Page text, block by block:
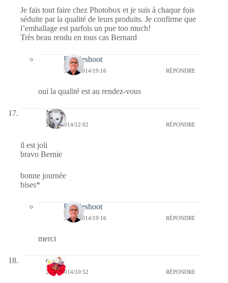
Je fais tout faire chez Photobox et je suis à chaque fois
séduite par la qualité de leurs produits. Je confirme que
l’emballage est parfois un pue too much!
Très beau rendu en tous cas Bernard
Bernieshoot
30/12/2014/19:16 RÉPONDRE
oui la qualité est au rendez-vous
Nays
29/12/2014/12:02 RÉPONDRE
il est joli
bravo Bernie
bonne journée
bises*
Bernieshoot
30/12/2014/19:16 RÉPONDRE
merci
cerise
29/12/2014/10:52 RÉPONDRE